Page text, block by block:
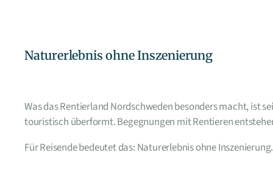
Naturerlebnis ohne Inszenierung
Was das Rentierland Nordschweden besonders macht, ist
touristisch überformt. Begegnungen mit Rentieren
Für Reisende bedeutet das: Naturerlebnis ohne